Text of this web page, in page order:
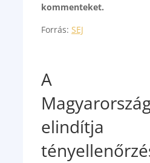
kommenteket.
Forrás:SEJ
A